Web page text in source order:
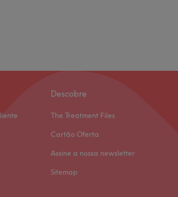
Descobre
The Treatment Files
Cartão Oferta
Assine a nossa newsletter
Sitemap